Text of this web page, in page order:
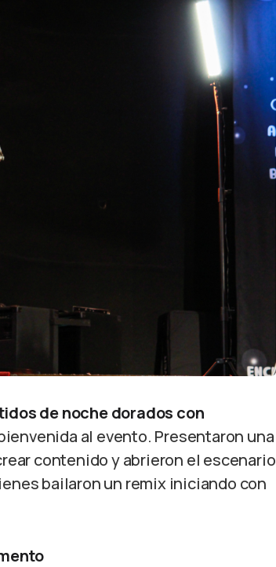
de noche dorados con
al evento. Presentaron una
contenido y abrieron el escenario
bailaron un remix iniciando con